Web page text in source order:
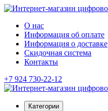
О нас
Информация об оплате
Информация о доставке
Скидочная система
Контакты
+7 924 730-22-12
Категории